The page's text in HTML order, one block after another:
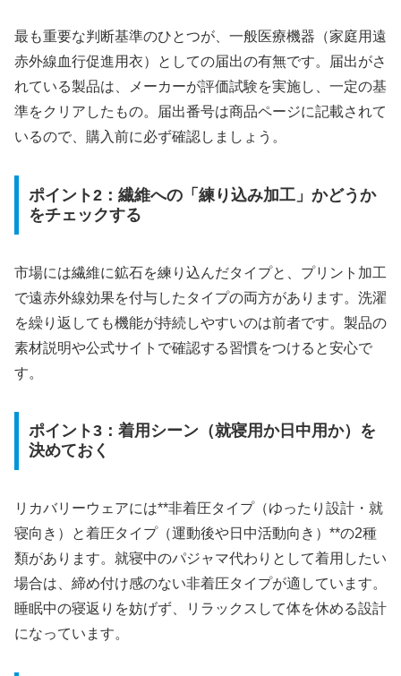
最も重要な判断基準のひとつが、一般医療機器（家庭用遠
赤外線血行促進用衣）としての届出の有無です。届出がさ
れている製品は、メーカーが評価試験を実施し、一定の基
準をクリアしたもの。届出番号は商品ページに記載されて
いるので、購入前に必ず確認しましょう。
ポイント2：繊維への「練り込み加工」かどうか
をチェックする
市場には繊維に鉱石を練り込んだタイプと、プリント加工
で遠赤外線効果を付与したタイプの両方があります。洗濯
を繰り返しても機能が持続しやすいのは前者です。製品の
素材説明や公式サイトで確認する習慣をつけると安心で
す。
ポイント3：着用シーン（就寝用か日中用か）を
決めておく
リカバリーウェアには**非着圧タイプ（ゆったり設計・就
寝向き）と着圧タイプ（運動後や日中活動向き）**の2種
類があります。就寝中のパジャマ代わりとして着用したい
場合は、締め付け感のない非着圧タイプが適しています。
睡眠中の寝返りを妨げず、リラックスして体を休める設計
になっています。